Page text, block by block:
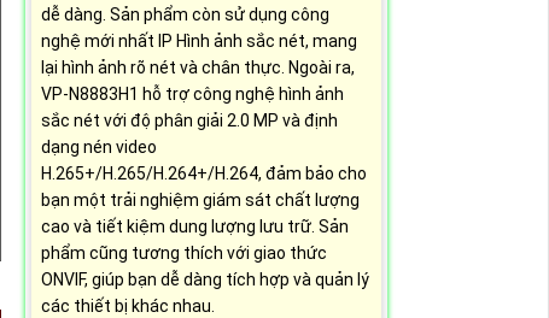
dễ dàng. Sản phẩm còn sử dụng công
nghệ mới nhất IP Hình ảnh sắc nét, mang
lại hình ảnh rõ nét và chân thực. Ngoài ra,
VP-N8883H1 hỗ trợ công nghệ hình ảnh
sắc nét với độ phân giải 2.0 MP và định
dạng nén video
H.265+/H.265/H.264+/H.264, đảm bảo cho
bạn một trải nghiệm giám sát chất lượng
cao và tiết kiệm dung lượng lưu trữ. Sản
phẩm cũng tương thích với giao thức
ONVIF, giúp bạn dễ dàng tích hợp và quản lý
các thiết bị khác nhau.